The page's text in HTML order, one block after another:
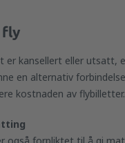
fly
er kansellert eller utsatt,
en alternativ
kostnaden av flybilletter.